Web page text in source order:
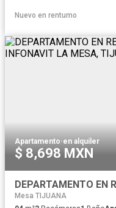
Nuevo en rentumo
Apartamento·en alquiler
$ 8,698 MXN
Mesa TIJUANA